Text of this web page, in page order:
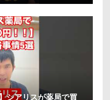
シアリスが薬局で買